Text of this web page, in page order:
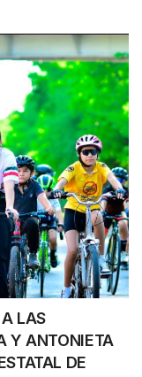
LAS
Y ANTONIETA
DE